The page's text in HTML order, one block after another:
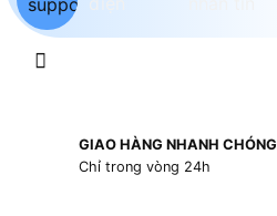
GIAO HÀNG NHANH CHÓNG
Chỉ trong vòng 24h